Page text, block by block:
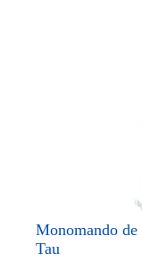
Monomando
Tau